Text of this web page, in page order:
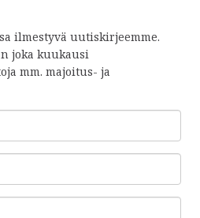
ilmestyvä uutiskirjeemme.
joka kuukausi
mm. majoitus- ja